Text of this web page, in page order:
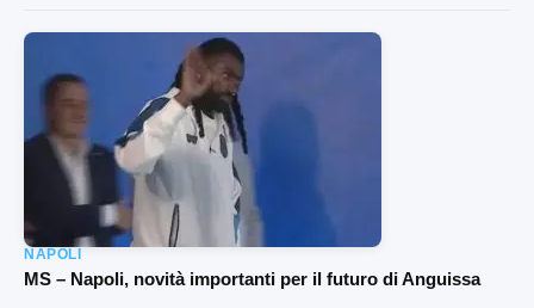
NAPOLI
MS – Napoli, novità importanti per il futuro di Anguissa